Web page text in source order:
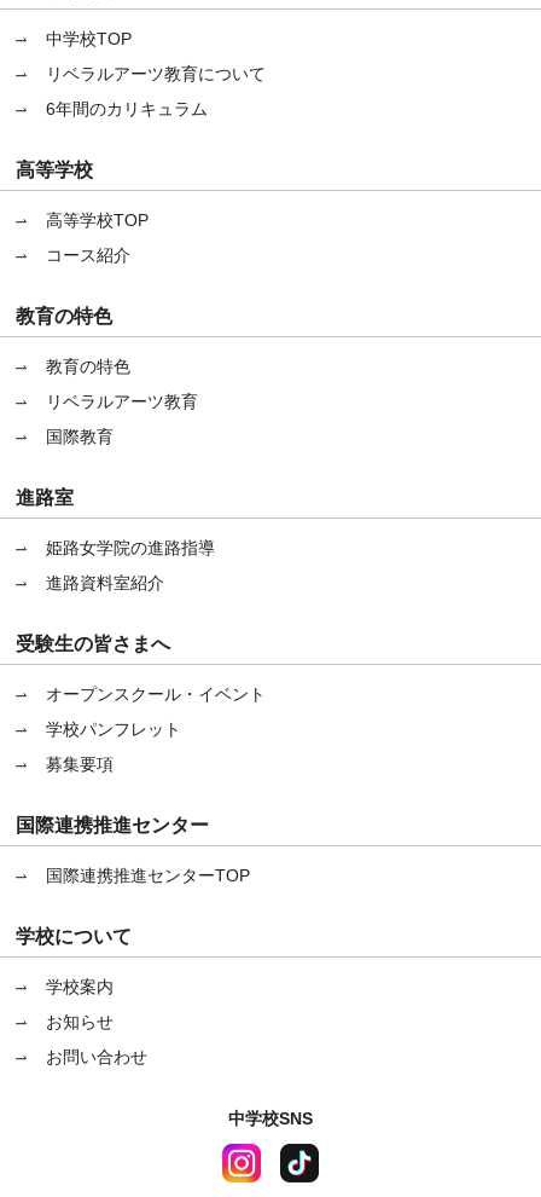
中学校TOP
リベラルアーツ教育について
6年間のカリキュラム
高等学校
高等学校TOP
コース紹介
教育の特色
教育の特色
リベラルアーツ教育
国際教育
進路室
姫路女学院の進路指導
進路資料室紹介
受験生の皆さまへ
オープンスクール・イベント
学校パンフレット
募集要項
国際連携推進センター
国際連携推進センターTOP
学校について
学校案内
お知らせ
お問い合わせ
中学校SNS